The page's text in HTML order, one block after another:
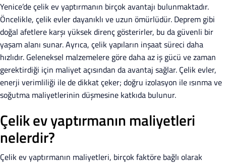
Yenice’de çelik ev yaptırmanın birçok avantajı bulunmaktadır.
Öncelikle, çelik evler dayanıklı ve uzun ömürlüdür. Deprem gibi
doğal afetlere karşı yüksek direnç gösterirler, bu da güvenli bir
yaşam alanı sunar. Ayrıca, çelik yapıların inşaat süreci daha
hızlıdır. Geleneksel malzemelere göre daha az iş gücü ve zaman
gerektirdiği için maliyet açısından da avantaj sağlar. Çelik evler,
enerji verimliliği ile de dikkat çeker; doğru izolasyon ile ısınma ve
soğutma maliyetlerinin düşmesine katkıda bulunur.
Çelik ev yaptırmanın maliyetleri
nelerdir?
Çelik ev yaptırmanın maliyetleri, birçok faktöre bağlı olarak